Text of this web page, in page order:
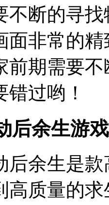
不断的寻
面非常的
前期需要
过哟！
后余生游
后余生是
高质量的